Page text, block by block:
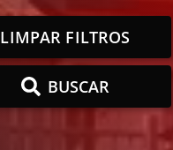
LIMPAR FILTROS
BUSCAR